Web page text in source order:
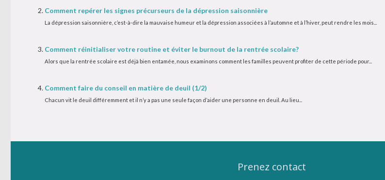
Comment repérer les signes précurseurs de la dépression saisonnière
La dépression saisonnière, c’est-à-dire la mauvaise humeur et la dépression associées à l’automne et à l’hiver, peut rendre les mois...
Comment réinitialiser votre routine et éviter le burnout de la rentrée scolaire?
Alors que la rentrée scolaire est déjà bien entamée, nous examinons comment les familles peuvent profiter de cette période pour...
Comment faire du conseil en matière de deuil (1/2)
Chacun vit le deuil différemment et il n’y a pas une seule façon d’aider une personne en deuil. Au lieu...
Prenez contact